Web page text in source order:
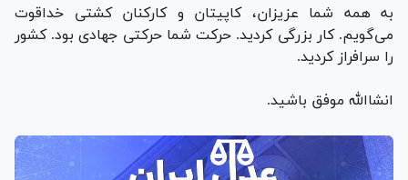
به همه شما عزیزان، کاپیتان و کارکنان کشتی خداقوت
می‌گویم. کار بزرگی کردید. حرکت شما حرکتی جهادی بود. کشور
را سرافراز کردید.
انشاالله موفق باشید.